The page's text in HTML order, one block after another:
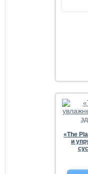
«The
и